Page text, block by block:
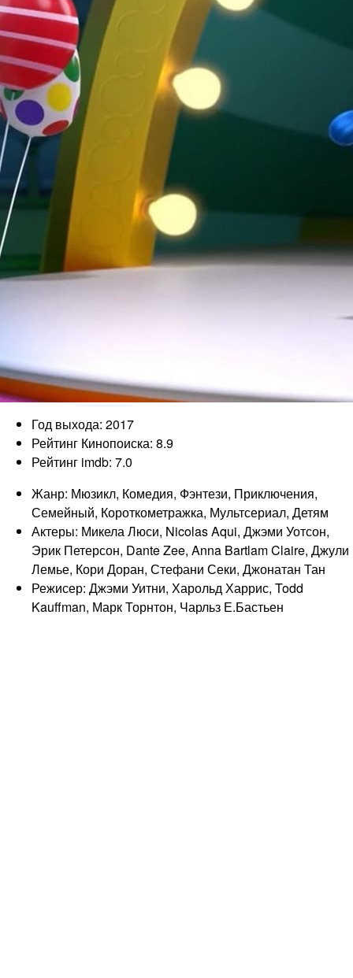
Год выхода: 2017
Рейтинг Кинопоиска: 8.9
Рейтинг imdb: 7.0
Жанр: Мюзикл, Комедия, Фэнтези, Приключения,
Семейный, Короткометражка, Мультсериал, Детям
Актеры: Микела Люси, Nicolas Aqui, Джэми Уотсон,
Эрик Петерсон, Dante Zee, Anna Bartlam Claire, Джули
Лемье, Кори Доран, Стефани Секи, Джонатан Тан
Режисер: Джэми Уитни, Харольд Харрис, Todd
Kauffman, Марк Торнтон, Чарльз Е.Бастьен